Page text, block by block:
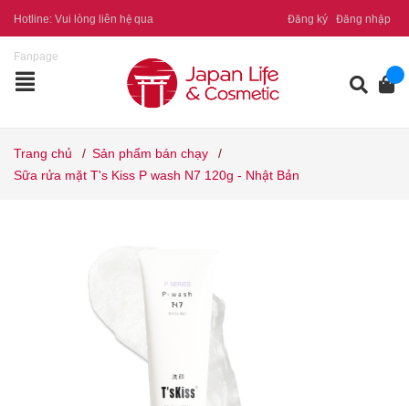
Hotline: Vui lòng liên hệ qua
Fanpage
Đăng ký Đăng nhập
Trang chủ / Sản phẩm bán chạy
/
Sữa rửa mặt T's Kiss P wash N7 120g - Nhật Bản